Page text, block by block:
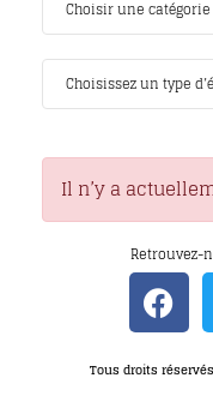
Il n’y a
Retrouvez-
Tous droits